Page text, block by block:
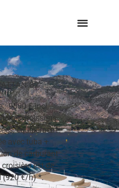
82
: 9500 € incl.
boissons
équipement
avec tuba +
de carburant
est de
(920 €/h) *.